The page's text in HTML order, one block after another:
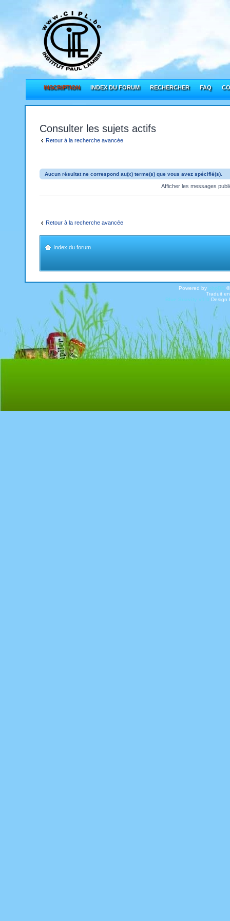
INSCRIPTION INDEX DU FORUM RECHERCHER FAQ
Consulter les sujets actifs
Retour à la recherche avancée
Aucun résultat ne correspond au(x) terme(s) que vous avez spécifié(s).
Afficher les messages
Retour à la recherche avancée
Index du forum
Powered by
Traduit
Design